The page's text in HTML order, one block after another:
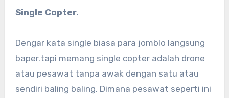
Single Copter.
Dengar kata single biasa para jomblo langsung
baper.tapi memang single copter adalah drone
atau pesawat tanpa awak dengan satu atau
sendiri baling baling. Dimana pesawat seperti ini